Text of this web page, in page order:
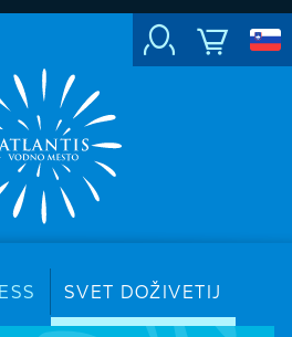
SVET DOŽIVETIJ